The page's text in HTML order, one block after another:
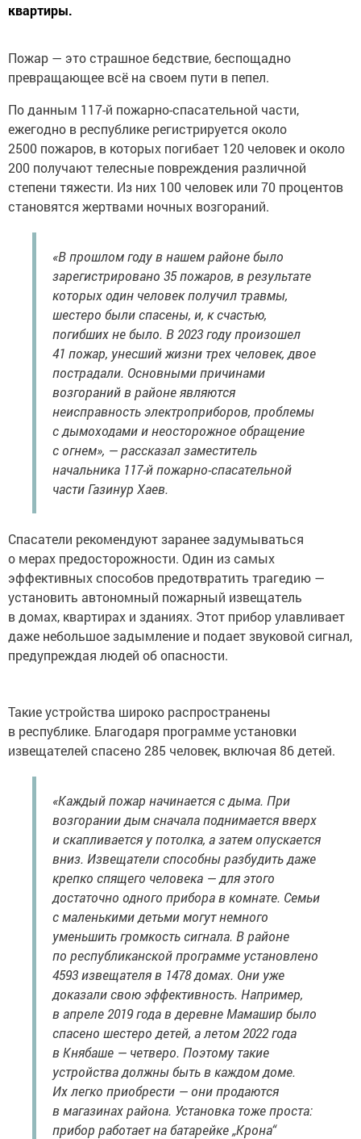
квартиры.
Пожар — это страшное бедствие, беспощадно
превращающее всё на своем пути в пепел.
По данным 117-й пожарно-спасательной части,
ежегодно в республике регистрируется около
2500 пожаров, в которых погибает 120 человек и около
200 получают телесные повреждения различной
степени тяжести. Из них 100 человек или 70 процентов
становятся жертвами ночных возгораний.
«В прошлом году в нашем районе было
зарегистрировано 35 пожаров, в результате
которых один человек получил травмы,
шестеро были спасены, и, к счастью,
погибших не было. В 2023 году произошел
41 пожар, унесший жизни трех человек, двое
пострадали. Основными причинами
возгораний в районе являются
неисправность электроприборов, проблемы
с дымоходами и неосторожное обращение
с огнем», — рассказал заместитель
начальника 117-й пожарно-спасательной
части Газинур Хаев.
Спасатели рекомендуют заранее задумываться
о мерах предосторожности. Один из самых
эффективных способов предотвратить трагедию —
установить автономный пожарный извещатель
в домах, квартирах и зданиях. Этот прибор улавливает
даже небольшое задымление и подает звуковой сигнал,
предупреждая людей об опасности.
Такие устройства широко распространены
в республике. Благодаря программе установки
извещателей спасено 285 человек, включая 86 детей.
«Каждый пожар начинается с дыма. При
возгорании дым сначала поднимается вверх
и скапливается у потолка, а затем опускается
вниз. Извещатели способны разбудить даже
крепко спящего человека — для этого
достаточно одного прибора в комнате. Семьи
с маленькими детьми могут немного
уменьшить громкость сигнала. В районе
по республиканской программе установлено
4593 извещателя в 1478 домах. Они уже
доказали свою эффективность. Например,
в апреле 2019 года в деревне Мамашир было
спасено шестеро детей, а летом 2022 года
в Княбаше — четверо. Поэтому такие
устройства должны быть в каждом доме.
Их легко приобрести — они продаются
в магазинах района. Установка тоже проста:
прибор работает на батарейке „Крона“